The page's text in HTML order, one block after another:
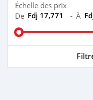
Échelle des prix
De Fdj 17,771 - À